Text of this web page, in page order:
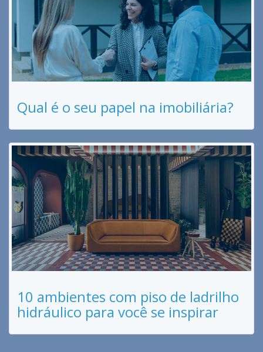
Qual é o seu papel na imobiliária?
10 ambientes com piso de ladrilho
hidráulico para você se inspirar